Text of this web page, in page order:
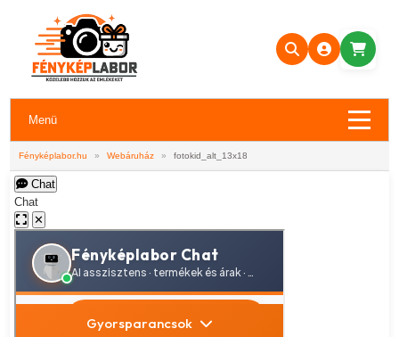
Menü
Fényképlabor.hu » Webáruház » fotokid_alt_13x18
Chat
Chat
✕